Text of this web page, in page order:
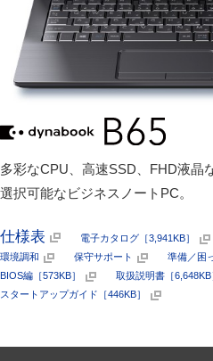
多彩なCPU、高速SSD、FHD液晶
選択可能なビジネスノートPC。
仕様表 電子カタログ［3,941KB］
環境調和
保守サポート
準備／困
BIOS編［573KB］
取扱説明書［6,648KB
スタートアップガイド［446KB］